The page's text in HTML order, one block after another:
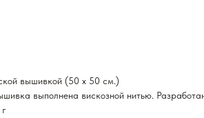
вышивкой (50 x 50 см.)
выполнена вискозной нитью.